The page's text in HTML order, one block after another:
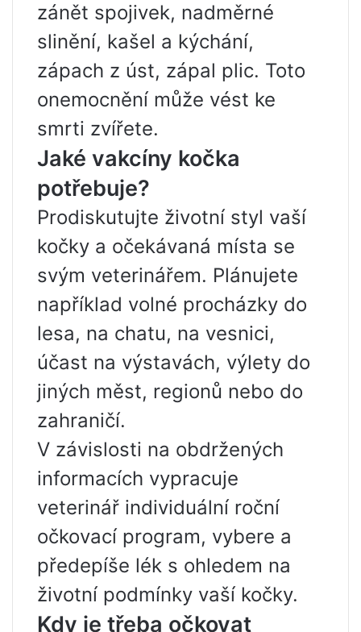
zánět spojivek, nadměrné
slinění, kašel a kýchání,
zápach z úst, zápal plic. Toto
onemocnění může vést ke
smrti zvířete.
Jaké vakcíny kočka
potřebuje?
Prodiskutujte životní styl vaší
kočky a očekávaná místa se
svým veterinářem. Plánujete
například volné procházky do
lesa, na chatu, na vesnici,
účast na výstavách, výlety do
jiných měst, regionů nebo do
zahraničí.
V závislosti na obdržených
informacích vypracuje
veterinář individuální roční
očkovací program, vybere a
předepíše lék s ohledem na
životní podmínky vaší kočky.
Kdy je třeba očkovat